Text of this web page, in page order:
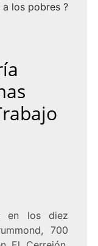
los pobres ?
en los diez
700